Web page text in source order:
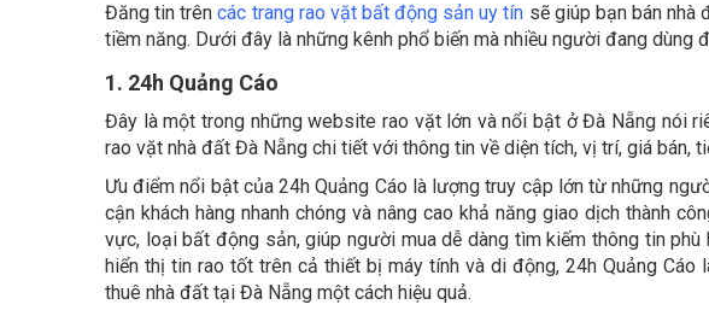
Đăng tin trêncác trang rao vặt bất động sản uy tín sẽ giúp bạn bán nhà
tiềm năng. Dưới đây là những kênh phổ biến mà nhiều người đang dùng
1. 24h Quảng Cáo
Đây là một trong những website rao vặt lớn và nổi bật ở Đà Nẵng nói
rao vặt nhà đất Đà Nẵng chi tiết với thông tin về diện tích, vị trí, giá bán,
Ưu điểm nổi bật của 24h Quảng Cáo là lượng truy cập lớn từ những
cận khách hàng nhanh chóng và nâng cao khả năng giao dịch thành
vực, loại bất động sản, giúp người mua dễ dàng tìm kiếm thông tin
hiển thị tin rao tốt trên cả thiết bị máy tính và di động, 24h Quảng
thuê nhà đất tại Đà Nẵng một cách hiệu quả.